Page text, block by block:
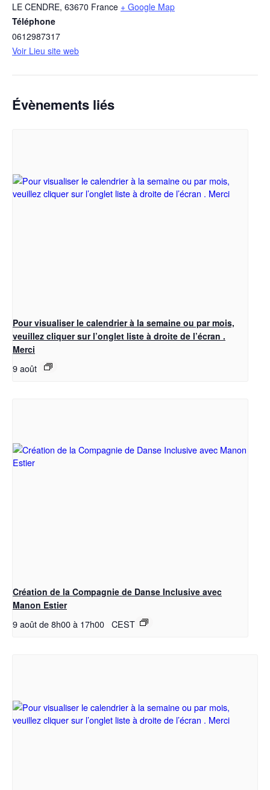
LE CENDRE, 63670 France + Google Map
Téléphone
0612987317
Voir Lieu site web
Évènements liés
Pour visualiser le calendrier à la semaine ou par mois,
veuillez cliquer sur l’onglet liste à droite de l’écran .
Merci
9 août
Création de la Compagnie de Danse Inclusive avec
Manon Estier
9 août de 8h00à 17h00 CEST